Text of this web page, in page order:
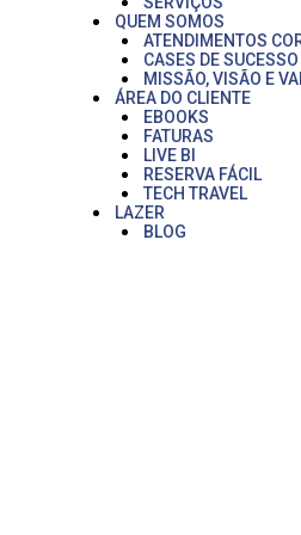
QUEM SOMOS
ATENDIMENTOS
CASES DE SUCESSO
MISSÃO, VISÃO E
ÁREA DO CLIENTE
EBOOKS
FATURAS
LIVE BI
RESERVA FÁCIL
TECH TRAVEL
LAZER
BLOG